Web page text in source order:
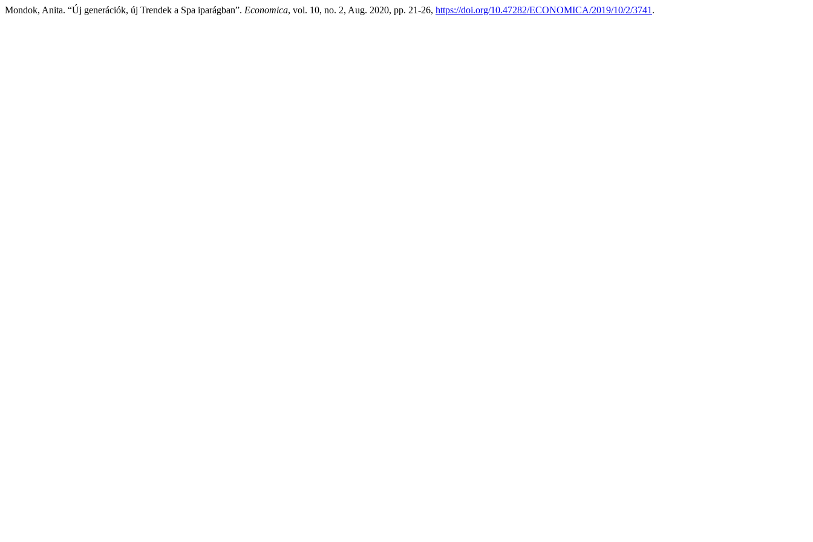
Mondok, Anita. “Új generációk, új Trendek a Spa iparágban”. Economica, vol. 10, no. 2, Aug. 2020, pp. 21-26, https://doi.org/10.47282/ECONOMICA/2019/10/2/3741 .